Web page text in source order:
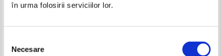
în urma folosirii serviciilor lor.
consimțământului
Necesare
IN STOC
Adaugă în coș